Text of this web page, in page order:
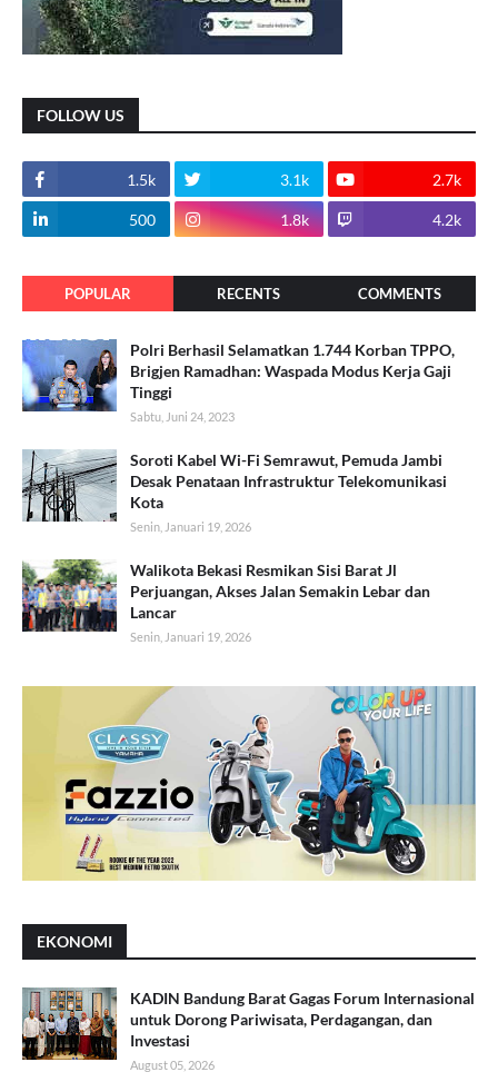
FOLLOW US
1.5k 3.1k 2.7k
500 1.8k 4.2k
POPULAR RECENTS COMMENTS
Polri Berhasil Selamatkan 1.744 Korban TPPO,
Brigjen Ramadhan: Waspada Modus Kerja Gaji
Tinggi
Sabtu, Juni 24, 2023
Soroti Kabel Wi-Fi Semrawut, Pemuda Jambi
Desak Penataan Infrastruktur Telekomunikasi
Kota
Senin, Januari 19, 2026
Walikota Bekasi Resmikan Sisi Barat Jl
Perjuangan, Akses Jalan Semakin Lebar dan
Lancar
Senin, Januari 19, 2026
EKONOMI
KADIN Bandung Barat Gagas Forum Internasional
untuk Dorong Pariwisata, Perdagangan, dan
Investasi
August 05, 2026